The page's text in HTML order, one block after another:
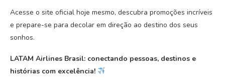
Acesse o site oficial hoje mesmo, descubra promoções incríveis
e prepare-se para decolar em direção ao destino dos seus
sonhos.
LATAM Airlines Brasil: conectando pessoas, destinos e
histórias com excelência!